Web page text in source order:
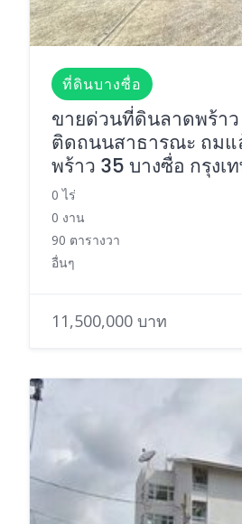
ที่ดินบางซื่อ
ขายด่วนที่ดินลาดพร้าว
ติดถนนสาธารณะ ถมแ
พร้าว 35 บางซื่อ กรุงเ
0 ไร่
0 งาน
90 ตารางวา
อื่นๆ
11,500,000 บาท